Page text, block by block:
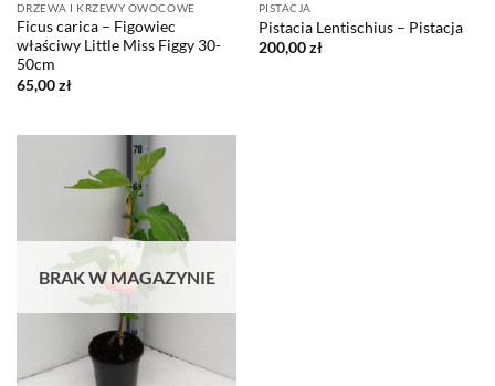
DRZEWA I KRZEWY OWOCOWE
Ficus carica – Figowiec
właściwy Little Miss Figgy 30-
50cm
65,00zł
PISTACJA
Pistacia Lentischius – Pistacja
200,00zł
BRAK W MAGAZYNIE